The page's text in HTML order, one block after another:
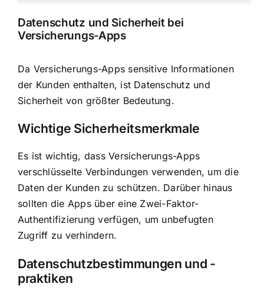
Datenschutz und Sicherheit bei
Versicherungs-Apps
Da Versicherungs-Apps sensitive Informationen
der Kunden enthalten, ist Datenschutz und
Sicherheit von größter Bedeutung.
Wichtige Sicherheitsmerkmale
Es ist wichtig, dass Versicherungs-Apps
verschlüsselte Verbindungen verwenden, um die
Daten der Kunden zu schützen. Darüber hinaus
sollten die Apps über eine Zwei-Faktor-
Authentifizierung verfügen, um unbefugten
Zugriff zu verhindern.
Datenschutzbestimmungen und -
praktiken